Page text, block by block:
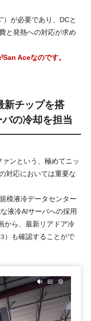
）が必要であり、DCと
と発熱への対応が求め
Aceなのです。
新チップを搭
の冷却を担当
ンという、極めてニッ
対応においては重要な
模液冷データセンター
液冷AIサーバへの採用
から、最新リアドア冷
）も確認することがで